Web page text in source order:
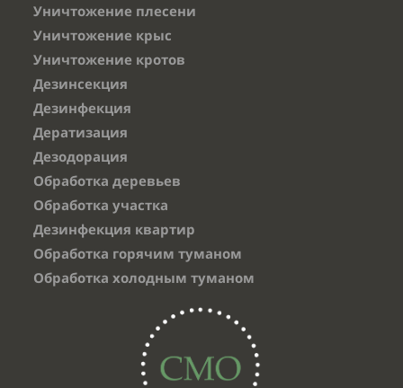
Уничтожение плесени
Уничтожение крыс
Уничтожение кротов
Дезинсекция
Дезинфекция
Дератизация
Дезодорация
Обработка деревьев
Обработка участка
Дезинфекция квартир
Обработка горячим туманом
Обработка холодным туманом